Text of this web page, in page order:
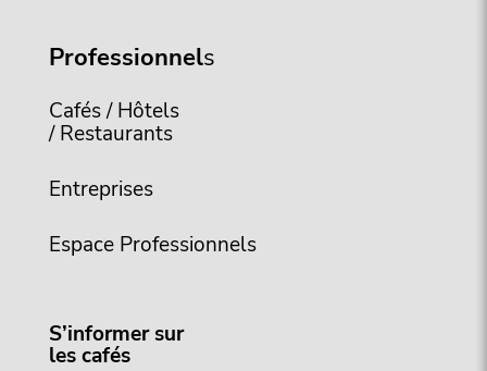
Professionnels
Cafés / Hôtels
/ Restaurants
Entreprises
Espace Professionnels
S’informer sur
les cafés